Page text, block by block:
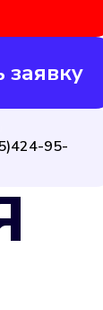
заявку
95-